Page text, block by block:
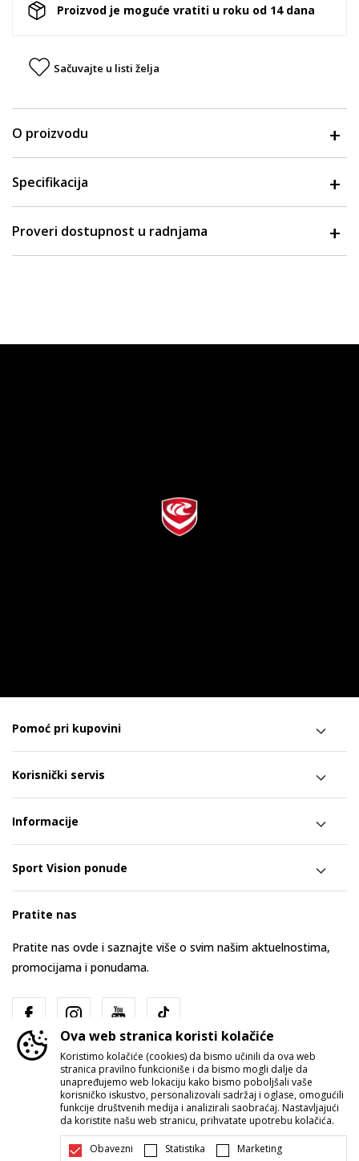
Proizvod je moguće vratiti u roku od 14 dana
Sačuvajte u listi želja
O proizvodu
Specifikacija
Proveri dostupnost u radnjama
Pomoć pri kupovini
Korisnički servis
Informacije
Sport Vision ponude
Pratite nas
Pratite nas ovde i saznajte više o svim našim aktuelnostima,
promocijama i ponudama.
Srbija Promenite
Ova web stranica koristi kolačiće
Koristimo kolačiće (cookies) da bismo učinili da ova web
stranica pravilno funkcioniše i da bismo mogli dalje da
unapređujemo web lokaciju kako bismo poboljšali vaše
korisničko iskustvo, personalizovali sadržaj i oglase, omogućili
funkcije društvenih medija i analizirali saobraćaj. Nastavljajući
da koristite našu web stranicu, prihvatate upotrebu kolačića.
Obavezni Statistika Marketing